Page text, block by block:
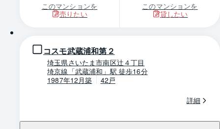
このマンションを
売りたい
このマンションを
貸したい
コスモ武蔵浦和第２
埼玉県さいたま市南区辻４丁目
埼京線「武蔵浦和」駅 徒歩16分
1987年12月築
42戸
詳細